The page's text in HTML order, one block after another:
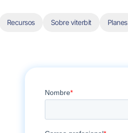
Recursos Sobre viterbit Planes